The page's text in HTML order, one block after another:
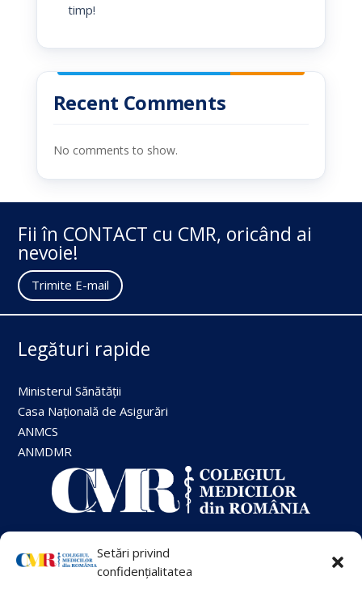
Setări privind
confidențialitatea
timp!
Recent Comments
No comments to show.
Fii în CONTACT cu CMR, oricând ai
nevoie!
Trimite E-mail
Legături rapide
Ministerul Sănătății
Casa Națională de Asigurări
ANMCS
ANMDMR
+40 21 413 88 00